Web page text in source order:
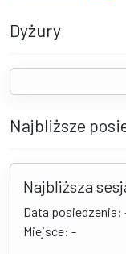
Dyżury
Najbliższe
Najbliższa
Data posiedzenia:
Miejsce: -